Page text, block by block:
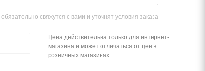
свяжутся с вами и уточнят условия заказа
Цена действительна только для интернет-
магазина и может отличаться от цен в
розничных магазинах